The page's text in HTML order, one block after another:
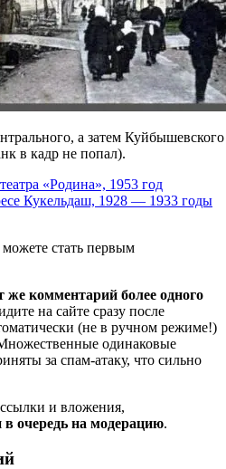
а затем
в кадр не попал).
«Родина», 1953 год
Кукельдаш, 1928 — 1933 годы
стать первым
же комментарий более одного
на сайте сразу после
(не в ручном режиме!)
одинаковые
за спам-атаку, что сильно
и вложения,
в очередь на модерацию.